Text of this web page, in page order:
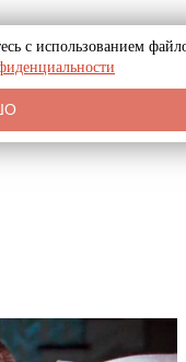
с использованием